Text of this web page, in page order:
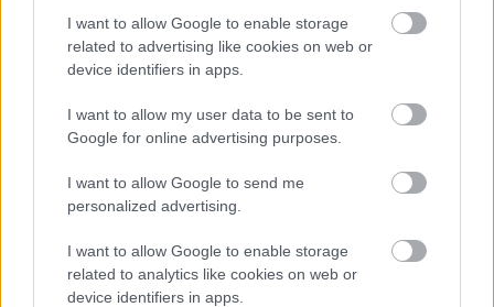
I want to allow Google to enable storage
related to advertising like cookies on web or
device identifiers in apps.
I want to allow my user data to be sent to
Google for online advertising purposes.
I want to allow Google to send me
personalized advertising.
I want to allow Google to enable storage
related to analytics like cookies on web or
device identifiers in apps.
días ha subido casi 2 millones!
sigue con su gran estado de forma y volvió a
gracias al gol anotado en el empate del Madrid en Elche. 14
puntos para el croata, ya lleva 103 en total y entra en el Top
Jaime Seoanefue otra de las sorpresas de la jornada. El ex
banquillo en el Celta 2 – Huesca 1, sumando un total de 12
puntos. Además, estrelló un disparo en el palo. Gran